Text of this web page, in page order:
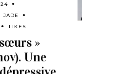
JADE
LIKES
»
Une